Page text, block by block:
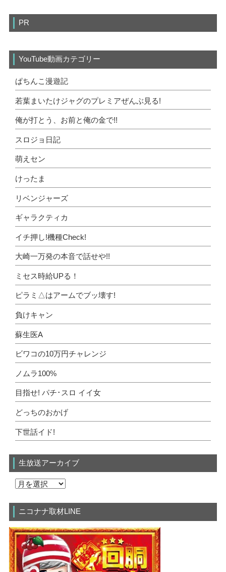
PR
YouTube動画カテゴリー
ぱちんこ漫遊記
若葉まいたけジャグのプレミアぜんぶ見る!
俺が打とう、お前と俺の金で!!
スロジョ日記
萌えセン
けったま
リベンジャーズ
ギャラクティカ
イチ押し!機種Check!
大崎一万発の本音で話せや!!
ミセス時給UPる！
ピラミ△はアームでブッ壊す!
負けキャン
蘇生医A
ビワコの10万円チャレンジ
ノムラ100%
目指せ! パチ･スロ イイ女
どっちのおかげ
下世話イド!
生放送アーカイブ
ニコナナ取材LINE